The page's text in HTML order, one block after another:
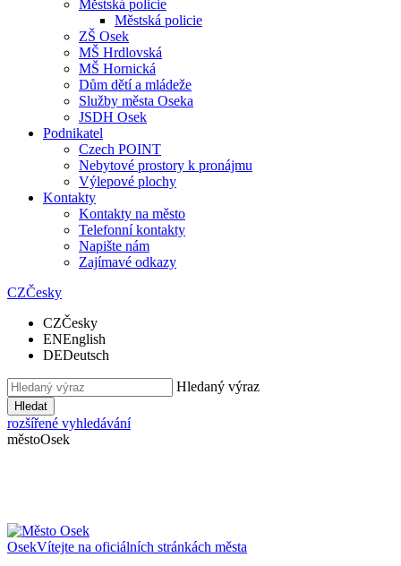
Městská policie
Městská policie
ZŠ Osek
MŠ Hrdlovská
MŠ Hornická
Dům dětí a mládeže
Služby města Oseka
JSDH Osek
Podnikatel
Czech POINT
Nebytové prostory k pronájmu
Výlepové plochy
Kontakty
Kontakty na město
Telefonní kontakty
Napište nám
Zajímavé odkazy
CZČesky
CZČesky
ENEnglish
DEDeutsch
Hledaný výraz
Hledat
rozšířené vyhledávání
městoOsek
OsekVítejte na oficiálních stránkách města